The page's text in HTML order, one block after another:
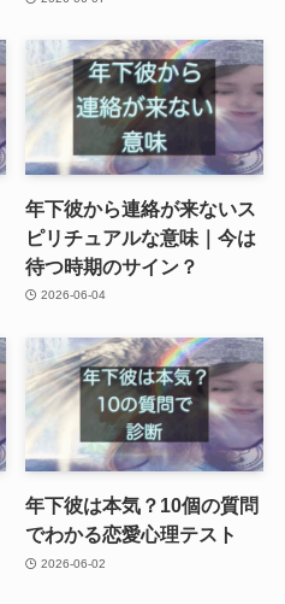
年下彼から連絡が来ないス
ピリチュアルな意味｜今は
待つ時期のサイン？
2026-06-04
年下彼は本気？10個の質問
でわかる恋愛心理テスト
2026-06-02